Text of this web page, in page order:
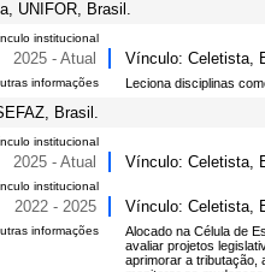
UNIFOR, Brasil.
institucional
2025 - Atual Vínculo: Celetista,
informações Leciona disciplinas
Brasil.
institucional
2025 - Atual Vínculo: Celetista,
institucional
2022 - 2025 Vínculo: Celetista,
informações
Alocado na Célula de
avaliar projetos
aprimorar a tributação,